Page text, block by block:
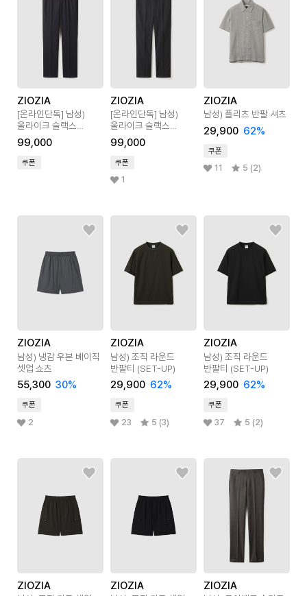
ZIOZIA
[온라인단독] 남성)
울라이크 슬랙스
테이퍼드 핏
99,000
쿠폰
ZIOZIA
[온라인단독] 남성)
울라이크 슬랙스
테이퍼드 핏
99,000
쿠폰
1
ZIOZIA
남성) 플리츠 반팔 셔츠
29,900 62%
쿠폰
11 5 (2)
ZIOZIA
남성) 냉감 우븐 베이직
셋업 쇼츠
55,300 30%
쿠폰
2
ZIOZIA
남성) 조직 라운드
반팔티 (SET-UP)
29,900 62%
쿠폰
23 5 (3)
ZIOZIA
남성) 조직 라운드
반팔티 (SET-UP)
29,900 62%
쿠폰
37 5 (2)
ZIOZIA ZIOZIA ZIOZIA